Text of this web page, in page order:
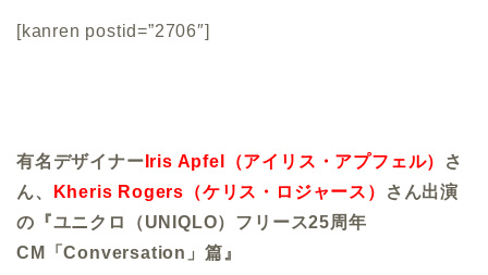
[kanren postid=”2706″]
有名デザイナー Iris Apfel（アイリス・アプフェル）
さ
ん、
Kheris Rogers（ケリス・ロジャース）
さん出演
の『ユニクロ（UNIQLO）フリース25周年
CM「Conversation」篇』